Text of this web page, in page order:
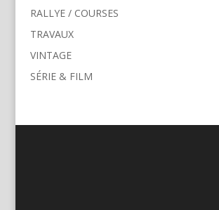
RALLYE / COURSES
TRAVAUX
VINTAGE
SÉRIE & FILM